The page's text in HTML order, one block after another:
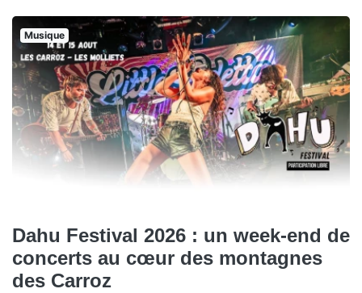
Musique
Dahu Festival 2026 : un week-end de
concerts au cœur des montagnes
des Carroz